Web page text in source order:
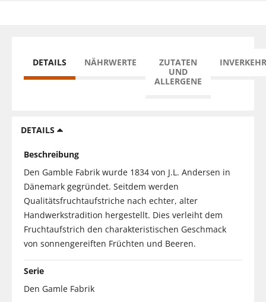
DETAILS NÄHRWERTE
ZUTATEN
UND
ALLERGENE
DETAILS
Beschreibung
Den Gamble Fabrik wurde 1834 von J.L. Andersen in
Dänemark gegründet. Seitdem werden
Qualitätsfruchtaufstriche nach echter, alter
Handwerkstradition hergestellt. Dies verleiht dem
Fruchtaufstrich den charakteristischen Geschmack
von sonnengereiften Früchten und Beeren.
Serie
Den Gamle Fabrik